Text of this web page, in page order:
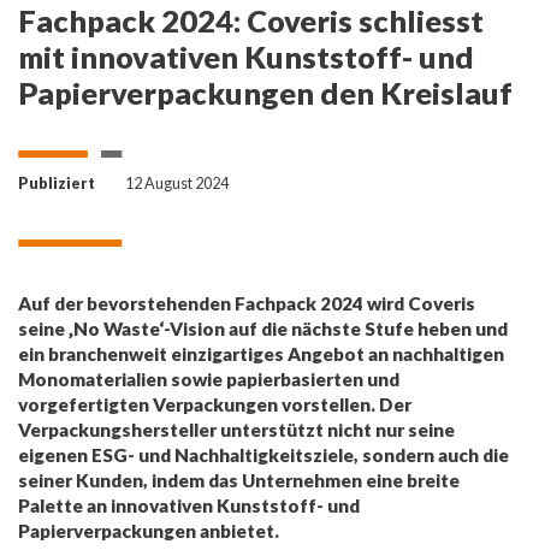
Fachpack 2024: Coveris schliesst
mit innovativen Kunststoff- und
Papierverpackungen den Kreislauf
Publiziert 12 August 2024
Auf der bevorstehenden Fachpack 2024 wird Coveris
seine ‚No Waste‘-Vision auf die nächste Stufe heben und
ein branchenweit einzigartiges Angebot an nachhaltigen
Monomaterialien sowie papierbasierten und
vorgefertigten Verpackungen vorstellen. Der
Verpackungshersteller unterstützt nicht nur seine
eigenen ESG- und Nachhaltigkeitsziele, sondern auch die
seiner Kunden, indem das Unternehmen eine breite
Palette an innovativen Kunststoff- und
Papierverpackungen anbietet.